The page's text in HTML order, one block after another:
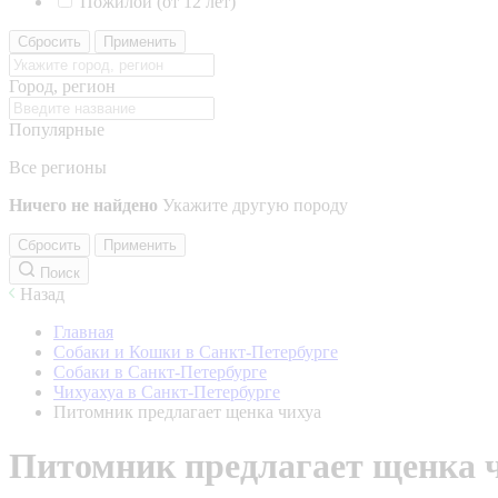
Сбросить Применить
Город, регион
Популярные
Все регионы
Ничего не найдено Укажите другую породу
Сбросить
Применить
Поиск
Назад
Главная
Собаки и Кошки в Санкт-Петербурге
Собаки в Санкт-Петербурге
Чихуахуа в Санкт-Петербурге
Питомник предлагает щенка чихуа
Питомник предлагает щенка